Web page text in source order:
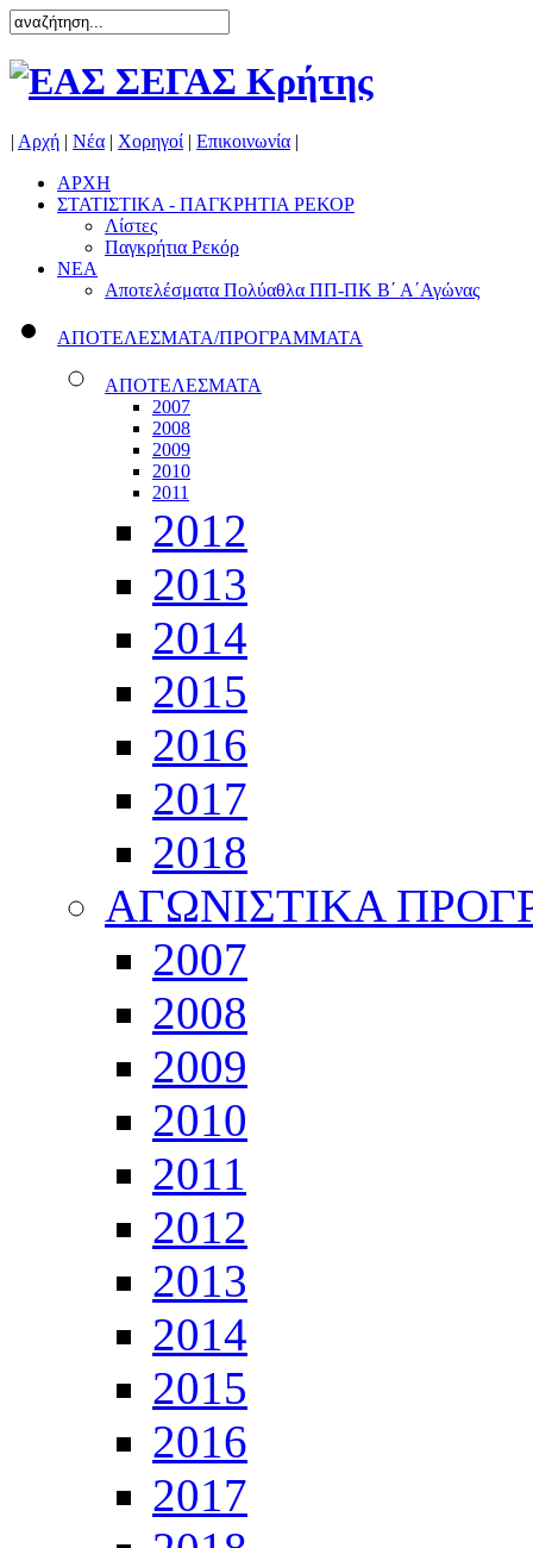
| Αρχή | Νέα | Χορηγοί | Επικοινωνία |
ΑΡΧΗ
ΣΤΑΤΙΣΤΙΚΑ - ΠΑΓΚΡΗΤΙΑ ΡΕΚΟΡ
Λίστες
Παγκρήτια Ρεκόρ
ΝΕΑ
Αποτελέσματα Πολύαθλα ΠΠ-ΠΚ Β΄ Α΄Αγώνας
ΑΠΟΤΕΛΕΣΜΑΤΑ/ΠΡΟΓΡΑΜΜΑΤΑ
ΑΠΟΤΕΛΕΣΜΑΤΑ
2007
2008
2009
2010
2011
2012
2013
2014
2015
2016
2017
2018
ΑΓΩΝΙΣΤΙΚΑ
2007
2008
2009
2010
2011
2012
2013
2014
2015
2016
2017